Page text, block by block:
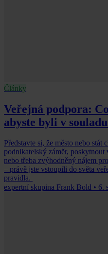
Články
Veřejná podpora:
abyste byli v
Představte si, že město nebo stát
podnikatelský záměr,
nebo třeba zvýhodněný nájem
– právě jste vstoupili do světa
pravidla.
expertní skupina Frank Bold • 6.